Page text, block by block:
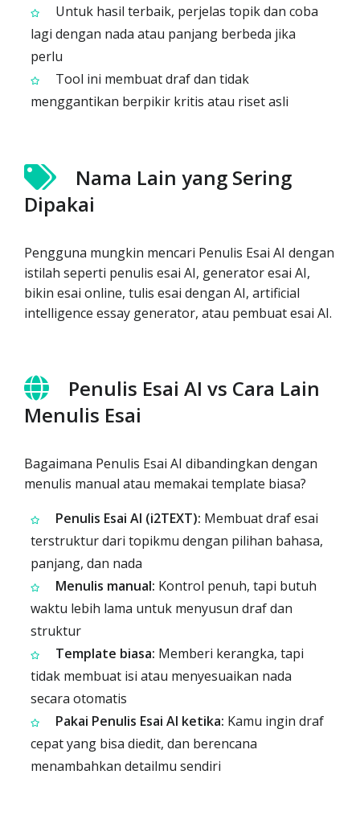
Untuk hasil terbaik, perjelas topik dan coba
lagi dengan nada atau panjang berbeda jika
perlu
Tool ini membuat draf dan tidak
menggantikan berpikir kritis atau riset asli
Nama Lain yang Sering
Dipakai
Pengguna mungkin mencari Penulis Esai AI dengan
istilah seperti penulis esai AI, generator esai AI,
bikin esai online, tulis esai dengan AI, artificial
intelligence essay generator, atau pembuat esai AI.
Penulis Esai AI vs Cara Lain
Menulis Esai
Bagaimana Penulis Esai AI dibandingkan dengan
menulis manual atau memakai template biasa?
Penulis Esai AI (i2TEXT): Membuat draf esai
terstruktur dari topikmu dengan pilihan bahasa,
panjang, dan nada
Menulis manual: Kontrol penuh, tapi butuh
waktu lebih lama untuk menyusun draf dan
struktur
Template biasa: Memberi kerangka, tapi
tidak membuat isi atau menyesuaikan nada
secara otomatis
Pakai Penulis Esai AI ketika: Kamu ingin draf
cepat yang bisa diedit, dan berencana
menambahkan detailmu sendiri